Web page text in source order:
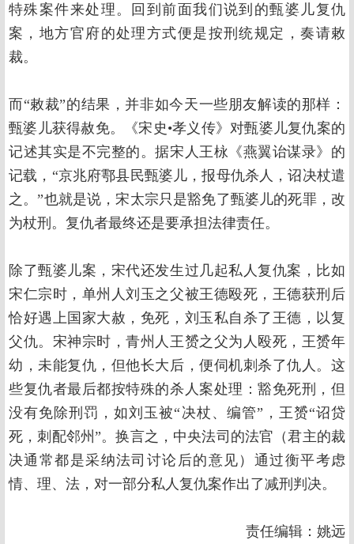
特殊案件来处理。回到前面我们说到的甄婆儿复仇
案，地方官府的处理方式便是按刑统规定，奏请敕
裁。
而“敕裁”的结果，并非如今天一些朋友解读的那样：
甄婆儿获得赦免。《宋史•孝义传》对甄婆儿复仇案的
记述其实是不完整的。据宋人王栐《燕翼诒谋录》的
记载，“京兆府鄠县民甄婆儿，报母仇杀人，诏决杖遣
之。”也就是说，宋太宗只是豁免了甄婆儿的死罪，改
为杖刑。复仇者最终还是要承担法律责任。
除了甄婆儿案，宋代还发生过几起私人复仇案，比如
宋仁宗时，单州人刘玉之父被王德殴死，王德获刑后
恰好遇上国家大赦，免死，刘玉私自杀了王德，以复
父仇。宋神宗时，青州人王赟之父为人殴死，王赟年
幼，未能复仇，但他长大后，便伺机刺杀了仇人。这
些复仇者最后都按特殊的杀人案处理：豁免死刑，但
没有免除刑罚，如刘玉被“决杖、编管”，王赟“诏贷
死，刺配邻州”。换言之，中央法司的法官（君主的裁
决通常都是采纳法司讨论后的意见）通过衡平考虑
情、理、法，对一部分私人复仇案作出了减刑判决。
责任编辑：姚远